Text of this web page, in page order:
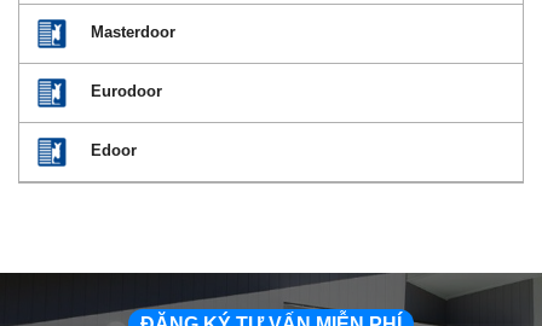
Masterdoor
Eurodoor
Edoor